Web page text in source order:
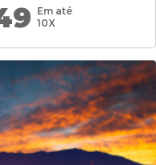
Em até
10X